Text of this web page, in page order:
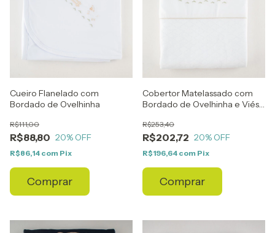
Cueiro Flanelado com
Bordado de Ovelhinha
R$88,80
R$111,00
20% OFF
R$86,14 com Pix
Comprar
Cobertor Matelassado com
Bordado de Ovelhinha e Viés
R$202,72
R$253,40
20% OFF
R$196,64 com Pix
Comprar